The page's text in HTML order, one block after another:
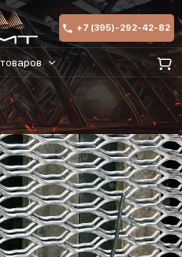
+7 (395)-292-42-82